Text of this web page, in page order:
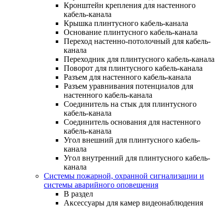
Кронштейн крепления для настенного
кабель-канала
Крышка плинтусного кабель-канала
Основание плинтусного кабель-канала
Переход настенно-потолочный для кабель-
канала
Переходник для плинтусного кабель-канала
Поворот для плинтусного кабель-канала
Разъем для настенного кабель-канала
Разъем уравнивания потенциалов для
настенного кабель-канала
Соединитель на стык для плинтусного
кабель-канала
Соединитель основания для настенного
кабель-канала
Угол внешний для плинтусного кабель-
канала
Угол внутренний для плинтусного кабель-
канала
Системы пожарной, охранной сигнализации и
системы аварийного оповещения
В раздел
Аксессуары для камер видеонаблюдения